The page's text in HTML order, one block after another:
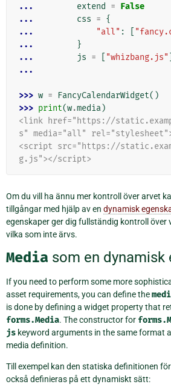
...
extend = False
...
css = {
...
"all" :
...
}
...
js = "whizbang.js"
...
>>> w = FancyCalendarWidget()
>>> print(w.media)
<link href="https://
s" media="all"
<script src="https://
g.js"></script>
Om du vill ha ännu mer kontroll över arvet
tillgångar med hjälp av en dynamisk
egenskaper ger dig fullständig kontroll över
vilka som inte ärvs.
Media som en dynamisk
If you need to perform some more
asset requirements, you can define the
is done by defining a widget property that
forms.Media. The constructor for
js keyword arguments in the same format
media definition.
Till exempel kan den statiska definitionen
också definieras på ett dynamiskt sätt: